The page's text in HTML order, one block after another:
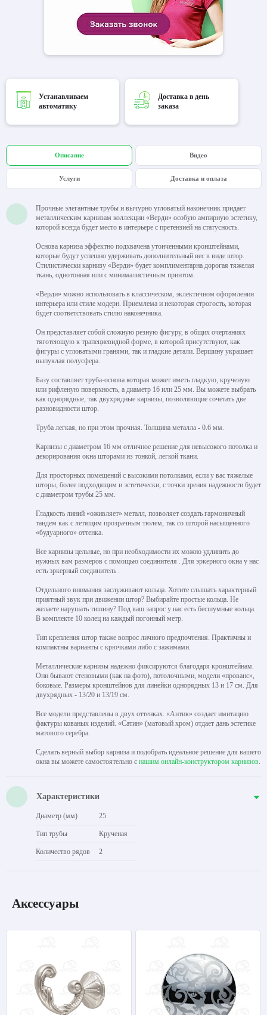
Устанавливаем
автоматику
Доставка в день
заказа
Описание Видео
Услуги Доставка и оплата
Прочные элегантные трубы и вычурно угловатый наконечник придает
металлическим карнизам коллекции «Верди» особую ампирную эстетику,
которой всегда будет место в интерьере с претензией на статусность.
Основа карниза эффектно подхвачена утонченными кронштейнами,
которые будут успешно удерживать дополнительный вес в виде штор.
Стилистически карнизу «Верди» будет комплиментарна дорогая тяжелая
ткань, однотонная или с минималистичным принтом.
«Верди» можно использовать в классическом, эклектичном оформлении
интерьера или стиле модерн. Приемлема и некоторая строгость, которая
будет соответствовать стилю наконечника.
Он представляет собой сложную резную фигуру, в общих очертаниях
тяготеющую к трапециевидной форме, в которой присутствуют, как
фигуры с угловатыми гранями, так и гладкие детали. Вершину украшает
выпуклая полусфера.
Базу составляет труба-основа которая может иметь гладкую, крученую
или рифленую поверхность, а диаметр 16 или 25 мм. Вы можете выбрать
как однорядные, так двухрядные карнизы, позволяющие сочетать две
разновидности штор.
Труба легкая, но при этом прочная. Толщина металла - 0.6 мм.
Карнизы с диаметром 16 мм отличное решение для невысокого потолка и
декорирования окна шторами из тонкой, легкой ткани.
Для просторных помещений с высокими потолками, если у вас тяжелые
шторы, более подходящим и эстетически, с точки зрения надежности будет
с диаметром трубы 25 мм.
Гладкость линий «оживляет» металл, позволяет создать гармоничный
тандем как с летящим прозрачным тюлем, так со шторой насыщенного
«будуарного» оттенка.
Все карнизы цельные, но при необходимости их можно удлинить до
нужных вам размеров с помощью соединителя . Для эркерного окна у нас
есть эркерный соединитель .
Отдельного внимания заслуживают кольца. Хотите слышать характерный
приятный звук при движении штор? Выбирайте простые кольца. Не
желаете нарушать тишину? Под ваш запрос у нас есть бесшумные кольца.
В комплекте 10 колец на каждый погонный метр.
Тип крепления штор также вопрос личного предпочтения. Практичны и
компактны варианты с крючками либо с зажимами.
Металлические карнизы надежно фиксируются благодаря кронштейнам.
Они бывают стеновыми (как на фото), потолочными, модели «прованс»,
боковые. Размеры кронштейнов для линейки однорядных 13 и 17 см. Для
двухрядных - 13/20 и 13/19 см.
Все модели представлены в двух оттенках. «Антик» создает имитацию
фактуры кованых изделий. «Сатин» (матовый хром) отдает дань эстетике
матового серебра.
Сделать верный выбор карниза и подобрать идеальное решение для вашего
окна вы можете самостоятельно с нашим онлайн-конструктором карнизов.
Характеристики
Диаметр (мм) 25
Тип трубы Крученая
Количество рядов 2
Аксессуары